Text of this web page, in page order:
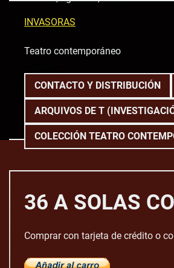
INVASORAS
Teatro contemporáneo
CONTACTO Y DISTRIBUCIÓN
ARQUIVOS DE T
COLECCIÓN TEATRO
36 A SOLAS
Comprar con tarjeta de crédito o